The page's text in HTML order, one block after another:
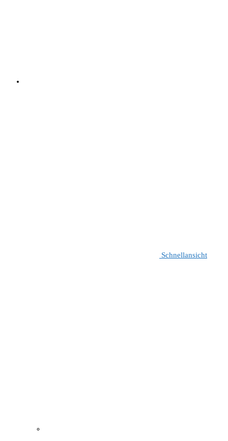
Schnellansicht